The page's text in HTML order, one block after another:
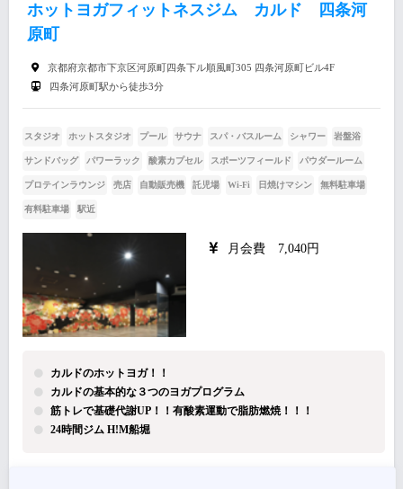
ホットヨガフィットネスジム カルド 四条河
原町
京都府京都市下京区河原町四条下ル順風町305 四条河原町ビル4F
四条河原町駅から徒歩3分
スタジオ ホットスタジオ プール サウナ スパ・バスルーム シャワー 岩盤浴
サンドバッグ パワーラック 酸素カプセル スポーツフィールド パウダールーム
プロテインラウンジ 売店 自動販売機 託児場 Wi-Fi 日焼けマシン 無料駐車場
有料駐車場 駅近
月会費 7,040円
カルドのホットヨガ！！
カルドの基本的な３つのヨガプログラム
筋トレで基礎代謝UP！！有酸素運動で脂肪燃焼！！！
24時間ジム H!M船堀